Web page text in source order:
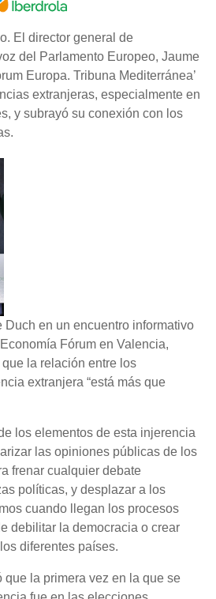
El director general de
del Parlamento Europeo, Jaume
Europa. Tribuna Mediterránea’
extranjeras, especialmente en
y subrayó su conexión con los
Duch en un encuentro informativo
Fórum en Valencia,
la relación entre los
extranjera “está más que
los elementos de esta injerencia
las opiniones públicas de los
frenar cualquier debate
políticas, y desplazar a los
cuando llegan los procesos
debilitar la democracia o crear
diferentes países.
que la primera vez en la que se